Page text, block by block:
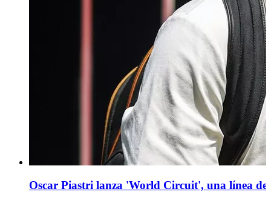
Oscar Piastri lanza 'World Circuit', una línea de